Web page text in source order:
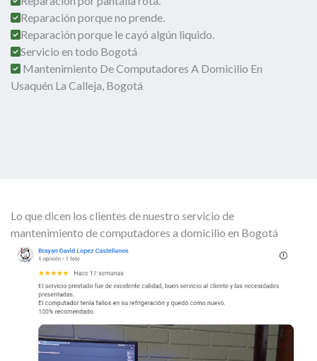
Reparación porque no prende.
Reparación porque le cayó algún liquido.
Servicio en todo Bogotá
Mantenimiento De Computadores A Domicilio En
Usaquén La Calleja, Bogotá
Lo que dicen los clientes de nuestro servicio de
mantenimiento de computadores a domicilio en Bogotá